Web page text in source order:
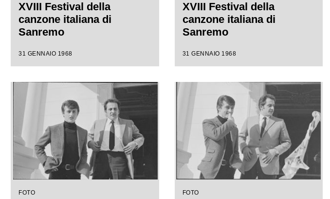
XVIII Festival della
canzone italiana di
Sanremo
31 GENNAIO 1968
XVIII Festival della
canzone italiana di
Sanremo
31 GENNAIO 1968
FOTO FOTO